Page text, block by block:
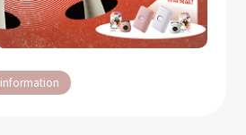
information